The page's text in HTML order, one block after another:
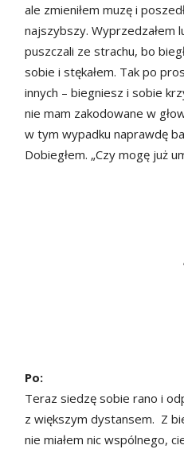
ale zmieniłem muzę i
najszybszy. Wyprzedzałem
puszczali ze strachu, bo
sobie i stękałem. Tak po
innych – biegniesz i sobie
nie mam zakodowane w
w tym wypadku naprawdę
Dobiegłem. „Czy mogę już
Po:
Teraz siedzę sobie rano i
z większym dystansem. Z
nie miałem nic wspólnego,